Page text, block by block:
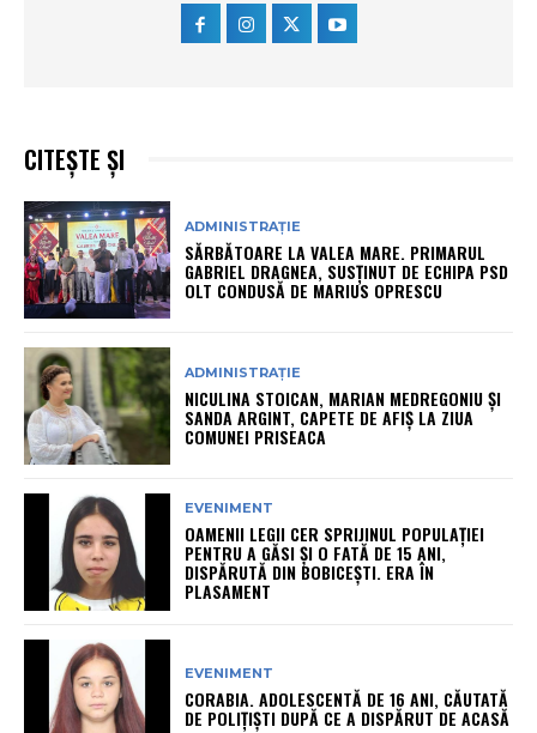
CITEȘTE ȘI
ADMINISTRAȚIE
SĂRBĂTOARE LA VALEA MARE. PRIMARUL
GABRIEL DRAGNEA, SUSȚINUT DE ECHIPA PSD
OLT CONDUSĂ DE MARIUS OPRESCU
ADMINISTRAȚIE
NICULINA STOICAN, MARIAN MEDREGONIU ȘI
SANDA ARGINT, CAPETE DE AFIȘ LA ZIUA
COMUNEI PRISEACA
EVENIMENT
OAMENII LEGII CER SPRIJINUL POPULAȚIEI
PENTRU A GĂSI ȘI O FATĂ DE 15 ANI,
DISPĂRUTĂ DIN BOBICEȘTI. ERA ÎN
PLASAMENT
EVENIMENT
CORABIA. ADOLESCENTĂ DE 16 ANI, CĂUTATĂ
DE POLIȚIȘTI DUPĂ CE A DISPĂRUT DE ACASĂ